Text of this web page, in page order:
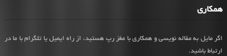
همکاری
اگر مایل به مقاله نویسی و همکاری با مغز رپ هستید، از راه ایمیل یا تلگرام با ما در
ارتباط باشید.